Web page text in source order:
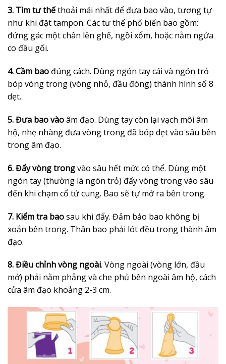
3. Tìm tư thếthoải mái nhất để đưa bao vào, tương tự
như khi đặt tampon. Các tư thế phổ biến bao gồm:
đứng gác một chân lên ghế, ngồi xổm, hoặc nằm ngửa
co đầu gối.
4. Cầm bao đúng cách. Dùng ngón tay cái và ngón trỏ
bóp vòng trong (vòng nhỏ, đầu đóng) thành hình số 8
dẹt.
5. Đưa bao vàoâm đạo. Dùng tay còn lại vạch môi âm
hộ, nhẹ nhàng đưa vòng trong đã bóp dẹt vào sâu bên
trong âm đạo.
6. Đẩy vòng trongvào sâu hết mức có thể. Dùng một
ngón tay (thường là ngón trỏ) đẩy vòng trong vào sâu
đến khi chạm cổ tử cung. Bao sẽ tự mở ra bên trong.
7. Kiểm tra baosau khi đẩy. Đảm bảo bao không bị
xoắn bên trong. Thân bao phải lót đều trong thành âm
đạo.
8. Điều chỉnh vòng ngoài. Vòng ngoài (vòng lớn, đầu
mở) phải nằm phẳng và che phủ bên ngoài âm hộ, cách
cửa âm đạo khoảng 2-3 cm.